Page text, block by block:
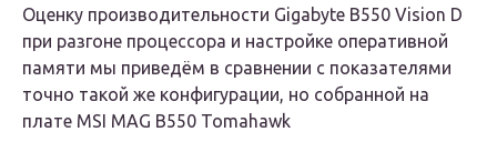
Оценку производительности Gigabyte B550 Vision D
при разгоне процессора и настройке оперативной
памяти мы приведём в сравнении с показателями
точно такой же конфигурации, но собранной на
плате MSI MAG B550 Tomahawk